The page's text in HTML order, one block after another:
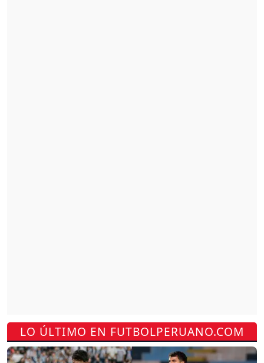
LO ÚLTIMO EN FUTBOLPERUANO.COM